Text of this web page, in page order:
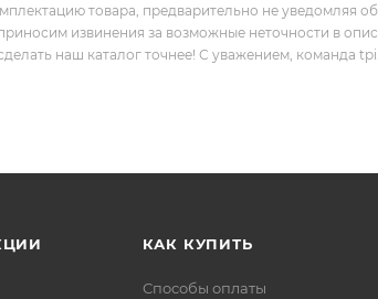
товара, предварительно не уведомляя
извинения за возможные неточности в
наш каталог точнее! С уважением, команда
КАК КУПИТЬ
Способы оплаты